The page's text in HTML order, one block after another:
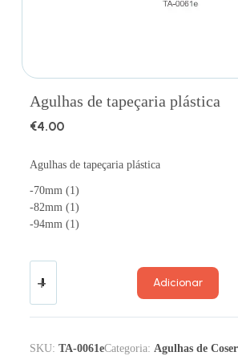
Agulhas de tapeçaria plástica
€4.00
Agulhas de tapeçaria plástica
-70mm (1)
-82mm (1)
-94mm (1)
Adicionar
SKU: TA-0061eCategoria: Agulhas de Coser